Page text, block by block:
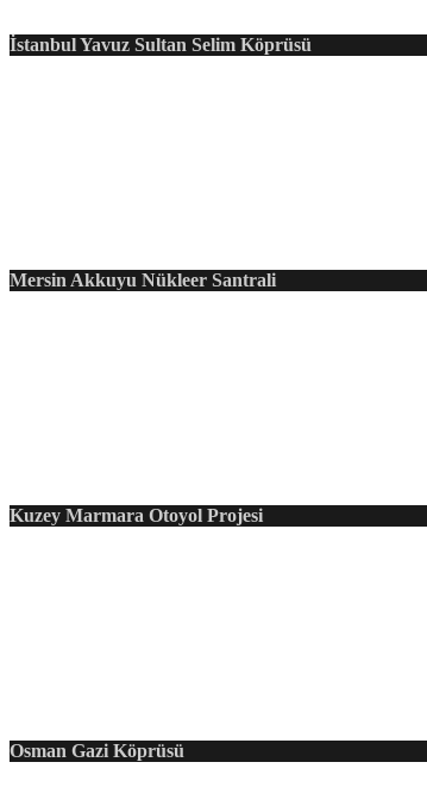
İstanbul Yavuz Sultan Selim Köprüsü
Mersin Akkuyu Nükleer Santrali
Kuzey Marmara Otoyol Projesi
Osman Gazi Köprüsü